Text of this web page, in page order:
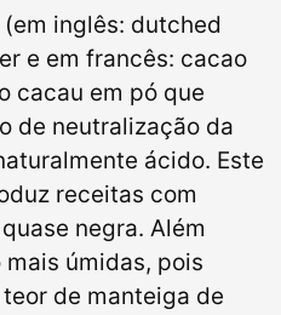
inglês: dutched
e em francês: cacao
cacau em pó que
de neutralização da
ácido. Este
receitas com
negra. Além
úmidas, pois
de manteiga de